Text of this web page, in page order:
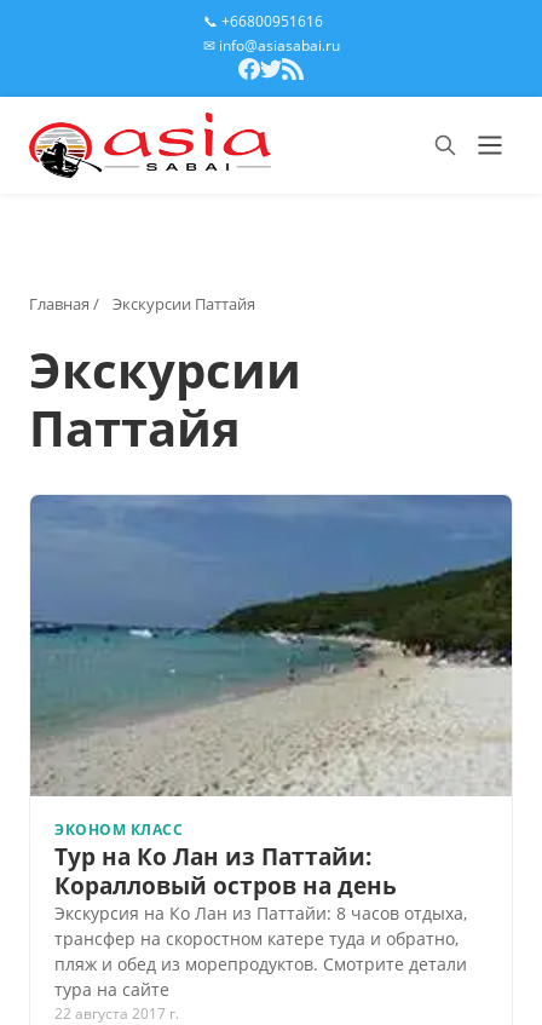
📞 +66800951616
✉ info@asiasabai.ru
Главная / Экскурсии Паттайя
Экскурсии
Паттайя
ЭКОНОМ КЛАСС
Тур на Ко Лан из Паттайи:
Коралловый остров на день
Экскурсия на Ко Лан из Паттайи: 8 часов отдыха,
трансфер на скоростном катере туда и обратно,
пляж и обед из морепродуктов. Смотрите детали
тура на сайте
22 августа 2017 г.